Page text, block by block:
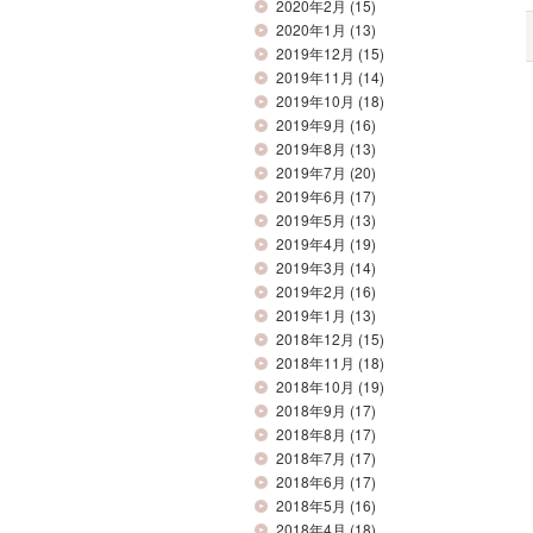
2020年2月 (15)
2020年1月 (13)
2019年12月 (15)
2019年11月 (14)
2019年10月 (18)
2019年9月 (16)
2019年8月 (13)
2019年7月 (20)
2019年6月 (17)
2019年5月 (13)
2019年4月 (19)
2019年3月 (14)
2019年2月 (16)
2019年1月 (13)
2018年12月 (15)
2018年11月 (18)
2018年10月 (19)
2018年9月 (17)
2018年8月 (17)
2018年7月 (17)
2018年6月 (17)
2018年5月 (16)
2018年4月 (18)